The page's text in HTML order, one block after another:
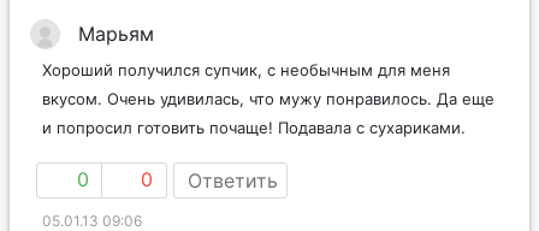
Марьям
Хороший получился супчик, с необычным для меня
вкусом. Очень удивилась, что мужу понравилось. Да еще
и попросил готовить почаще! Подавала с сухариками.
0 0 Ответить
05.01.13 09:06